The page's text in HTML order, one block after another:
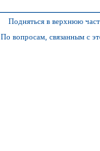
Подняться в верхнюю
По вопросам, связанным с